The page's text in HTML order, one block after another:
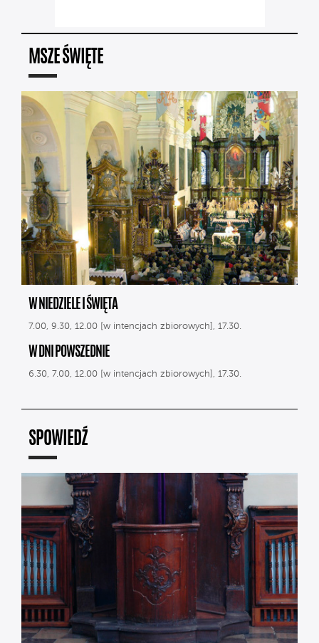
MSZE ŚWIĘTE
W NIEDZIELE I ŚWIĘTA
7.00, 9.30, 12.00 [w intencjach zbiorowych], 17.30.
W DNI POWSZEDNIE
6.30, 7.00, 12.00 [w intencjach zbiorowych], 17.30.
SPOWIEDŹ